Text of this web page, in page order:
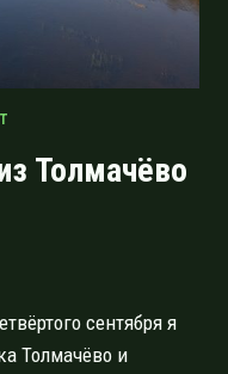
Толмачёво
сентября я
Толмачёво и